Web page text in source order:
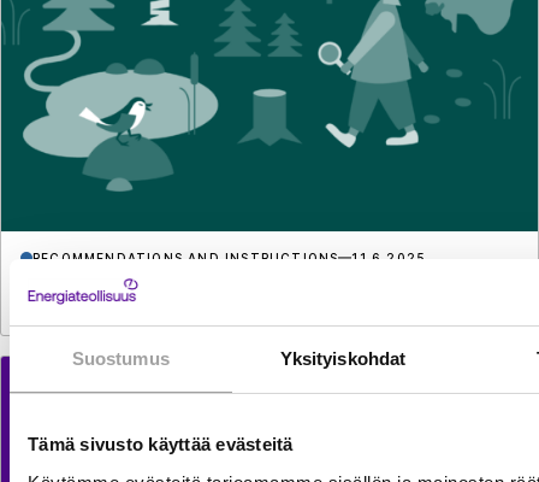
Suostumus Yksityiskohdat
Tämä sivusto käyttää evästeitä
RECOMMENDATIONS AND INSTRUCTIONS 11.6.2025
Biodiversity in forest energy sourcing